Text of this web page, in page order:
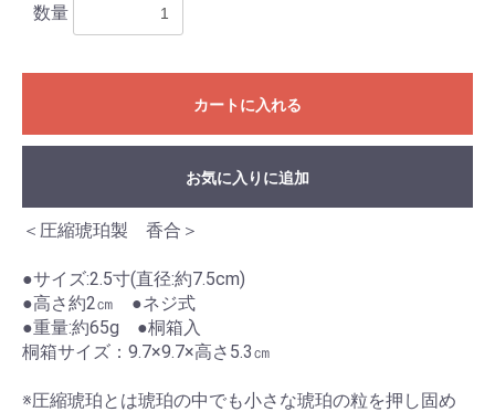
数量
カートに入れる
お買い物を続ける
お気に入りに追加
＜圧縮琥珀製 香合＞
●サイズ:2.5寸(直径:約7.5cm)
●高さ約2㎝ ●ネジ式
●重量:約65g ●桐箱入
桐箱サイズ：9.7×9.7×高さ5.3㎝
※圧縮琥珀とは琥珀の中でも小さな琥珀の粒を押し固め